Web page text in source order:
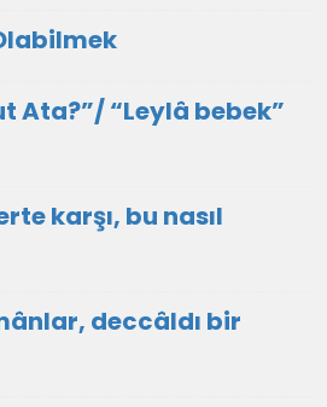
Ata?”/ “Leylâ bebek”
karşı, bu nasıl
deccâldı bir